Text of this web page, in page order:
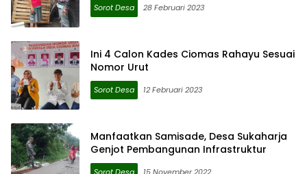
Sorot Desa 28 Februari 2023
Ini 4 Calon Kades Ciomas Rahayu Sesuai
Nomor Urut
Sorot Desa 12 Februari 2023
Manfaatkan Samisade, Desa Sukaharja
Genjot Pembangunan Infrastruktur